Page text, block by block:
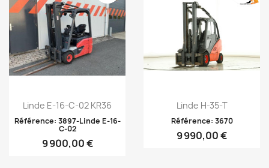
Aperçu rapide
Linde E-16-C-02 KR36
Référence: 3897-Linde E-16-
C-02
9 900,00 €
Aperçu rapide
Linde H-35-T
Référence: 3670
9 990,00 €